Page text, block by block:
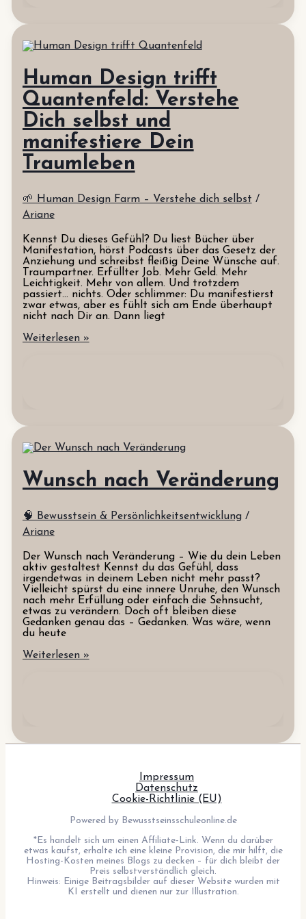
Human Design trifft
Quantenfeld: Verstehe
Dich selbst und
manifestiere Dein
Traumleben
🌱 Human Design Farm – Verstehe dich selbst /
Ariane
Kennst Du dieses Gefühl? Du liest Bücher über
Manifestation, hörst Podcasts über das Gesetz der
Anziehung und schreibst fleißig Deine Wünsche auf.
Traumpartner. Erfüllter Job. Mehr Geld. Mehr
Leichtigkeit. Mehr von allem. Und trotzdem
passiert… nichts. Oder schlimmer: Du manifestierst
zwar etwas, aber es fühlt sich am Ende überhaupt
nicht nach Dir an. Dann liegt
Human
manifestiere
Traumleben
Weiterlesen »
Wunsch nach Veränderung
🧠 Bewusstsein & Persönlichkeitsentwicklung/
Ariane
Der Wunsch nach Veränderung – Wie du dein Leben
aktiv gestaltest Kennst du das Gefühl, dass
irgendetwas in deinem Leben nicht mehr passt?
Vielleicht spürst du eine innere Unruhe, den Wunsch
nach mehr Erfüllung oder einfach die Sehnsucht,
etwas zu verändern. Doch oft bleiben diese
Gedanken genau das – Gedanken. Was wäre, wenn
du heute
Wunsch
Weiterlesen »
Impressum
Datenschutz
Cookie-Richtlinie (EU)
Powered by Bewusstseinsschuleonline.de
*Es handelt sich um einen Affiliate-Link. Wenn du darüber
etwas kaufst, erhalte ich eine kleine Provision, die mir hilft, die
Hosting-Kosten meines Blogs zu decken – für dich bleibt der
Preis selbstverständlich gleich.
Hinweis: Einige Beitragsbilder auf dieser Website wurden mit
KI erstellt und dienen nur zur Illustration.